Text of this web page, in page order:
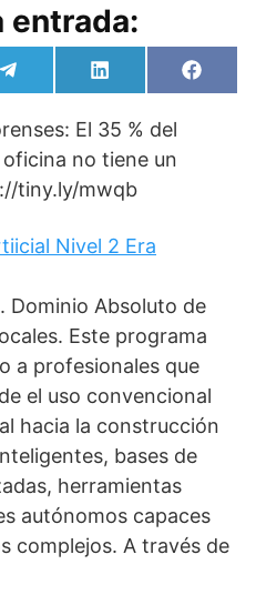
entrada:
Compartir
en
e
e
g
r
a
m
Compartir
en
L
i
k
e
d
I
n
en
F
a
El 35 % del
no tiene un
tiny.ly/mwqb
Nivel 2 Era
Dominio Absoluto de
Este programa
a profesionales que
el uso convencional
hacia la construcción
bases de
herramientas
autónomos capaces
complejos. A través de